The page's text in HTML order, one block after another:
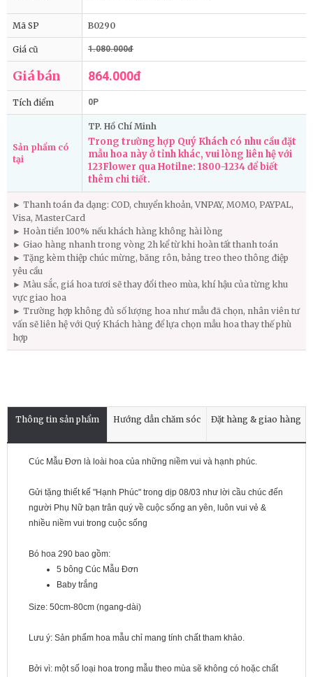
Mã SP B0290
Giá cũ 1.080.000đ
Giá bán 864.000đ
Tích điểm 0P
Sản phẩm có
tại
TP. Hồ Chí Minh
Trong trường hợp Quý Khách có nhu cầu đặt
mẫu hoa này ở tỉnh khác, vui lòng liên hệ với
123Flower qua Hotilne: 1800-1234 để biết
thêm chi tiết.
► Thanh toán đa dạng: COD, chuyển khoản, VNPAY, MOMO, PAYPAL,
Visa, MasterCard
► Hoàn tiền 100% nếu khách hàng không hài lòng
► Giao hàng nhanh trong vòng 2h kể từ khi hoàn tất thanh toán
► Tặng kèm thiệp chúc mừng, băng rôn, bảng treo theo thông điệp
yêu cầu
► Màu sắc, giá hoa tươi sẽ thay đổi theo mùa, khí hậu của từng khu
vực giao hoa
► Trường hợp không đủ số lượng hoa như mẫu đã chọn, nhân viên tư
vấn sẽ liên hệ với Quý Khách hàng để lựa chọn mẫu hoa thay thế phù
hợp
Thông tin sản phẩm Hướng dẫn chăm sóc Đặt hàng & giao hàng
Cúc Mẫu Đơn là loài hoa của những niềm vui và hạnh phúc.
Gửi tặng thiết kế "Hạnh Phúc" trong dịp 08/03 như lời cầu chúc đến
người Phụ Nữ bạn trân quý về cuộc sống an yên, luôn vui vẻ &
nhiều niềm vui trong cuộc sống
Bó hoa 290 bao gồm:
5 bông Cúc Mẫu Đơn
Baby trắng
Size: 50cm-80cm (ngang-dài)
Lưu ý: Sản phẩm hoa mẫu chỉ mang tính chất tham khảo.
Bởi vì: một số loại hoa trong mẫu theo mùa sẽ không có hoặc chất